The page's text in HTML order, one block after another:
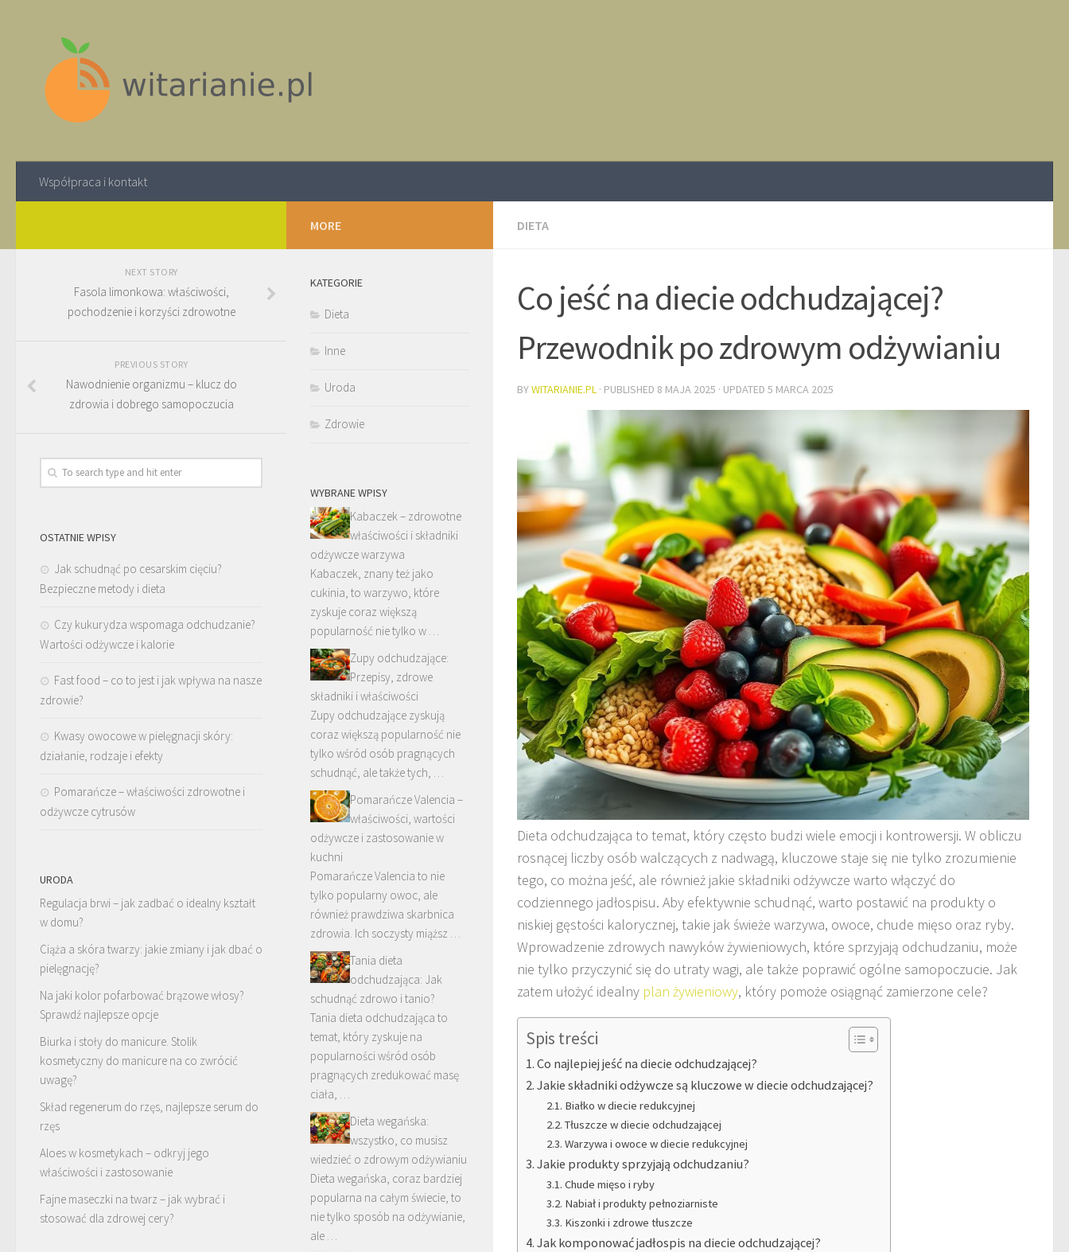
Współpraca i kontakt
DIETA
Co jeść na diecie odchudzającej?
Przewodnik po zdrowym odżywianiu
BYWITARIANIE.PL · PUBLISHED 8 MAJA 2025 · UPDATED 5 MARCA 2025
Dieta odchudzająca to temat, który często budzi wiele emocji i kontrowersji. W obliczu
rosnącej liczby osób walczących z nadwagą, kluczowe staje się nie tylko zrozumienie
tego, co można jeść, ale również jakie składniki odżywcze warto włączyć do
codziennego jadłospisu. Aby efektywnie schudnąć, warto postawić na produkty o
niskiej gęstości kalorycznej, takie jak świeże warzywa, owoce, chude mięso oraz ryby.
Wprowadzenie zdrowych nawyków żywieniowych, które sprzyjają odchudzaniu, może
nie tylko przyczynić się do utraty wagi, ale także poprawić ogólne samopoczucie. Jak
zatem ułożyć idealny plan żywieniowy, który pomoże osiągnąć zamierzone cele?
Spis treści
Co najlepiej jeść na diecie odchudzającej?
Jakie składniki odżywcze są kluczowe w diecie odchudzającej?
Białko w diecie redukcyjnej
Tłuszcze w diecie odchudzającej
Warzywa i owoce w diecie redukcyjnej
Jakie produkty sprzyjają odchudzaniu?
Chude mięso i ryby
Nabiał i produkty pełnoziarniste
Kiszonki i zdrowe tłuszcze
Jak komponować jadłospis na diecie odchudzającej?
NEXT STORY
Fasola limonkowa: właściwości,
pochodzenie i korzyści zdrowotne
PREVIOUS STORY
Nawodnienie organizmu – klucz do
zdrowia i dobrego samopoczucia
OSTATNIE WPISY
Jak schudnąć po cesarskim cięciu?
Bezpieczne metody i dieta
Czy kukurydza wspomaga odchudzanie?
Wartości odżywcze i kalorie
Fast food – co to jest i jak wpływa na nasze
zdrowie?
Kwasy owocowe w pielęgnacji skóry:
działanie, rodzaje i efekty
Pomarańcze – właściwości zdrowotne i
odżywcze cytrusów
URODA
Regulacja brwi – jak zadbać o idealny kształt
w domu?
Ciąża a skóra twarzy: jakie zmiany i jak dbać o
pielęgnację?
Na jaki kolor pofarbować brązowe włosy?
Sprawdź najlepsze opcje
Biurka i stoły do manicure. Stolik
kosmetyczny do manicure na co zwrócić
uwagę?
Skład regenerum do rzęs, najlepsze serum do
rzęs
Aloes w kosmetykach – odkryj jego
właściwości i zastosowanie
Fajne maseczki na twarz – jak wybrać i
stosować dla zdrowej cery?
MORE
KATEGORIE
Dieta
Inne
Uroda
Zdrowie
WYBRANE WPISY
Kabaczek – zdrowotne
właściwości i składniki
odżywcze warzywa
Kabaczek, znany też jako
cukinia, to warzywo, które
zyskuje coraz większą
popularność nie tylko w …
Zupy odchudzające:
Przepisy, zdrowe
składniki i właściwości
Zupy odchudzające zyskują
coraz większą popularność nie
tylko wśród osób pragnących
schudnąć, ale także tych, …
Pomarańcze Valencia –
właściwości, wartości
odżywcze i zastosowanie w
kuchni
Pomarańcze Valencia to nie
tylko popularny owoc, ale
również prawdziwa skarbnica
zdrowia. Ich soczysty miąższ …
Tania dieta
odchudzająca: Jak
schudnąć zdrowo i tanio?
Tania dieta odchudzająca to
temat, który zyskuje na
popularności wśród osób
pragnących zredukować masę
ciała, …
Dieta wegańska:
wszystko, co musisz
wiedzieć o zdrowym odżywianiu
Dieta wegańska, coraz bardziej
popularna na całym świecie, to
nie tylko sposób na odżywianie,
ale …